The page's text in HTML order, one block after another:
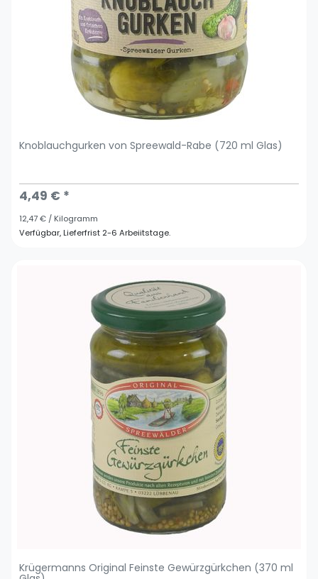
Knoblauchgurken von Spreewald-Rabe (720 ml Glas)
4,49 € *
12,47 € / Kilogramm
Verfügbar, Lieferfrist 2-6 Arbeiitstage.
Krügermanns Original Feinste Gewürzgürkchen (370 ml